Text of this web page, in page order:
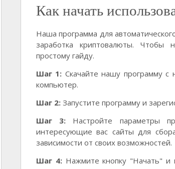
Как начать
Наша программа для
заработка криптовалюты. Чтобы
простому гайду.
Шаг 1: Скачайте нашу программу с
компьютер.
Шаг 2: Запустите программу и
Шаг 3: Настройте параметры
интересующие вас сайты для
зависимости от своих возможностей.
Шаг 4:Нажмите кнопку "Начать" и